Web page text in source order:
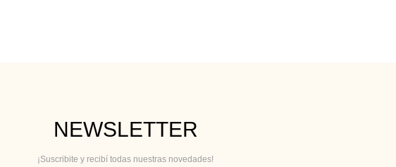
NEWSLETTER
¡Suscribite y recibí todas nuestras novedades!